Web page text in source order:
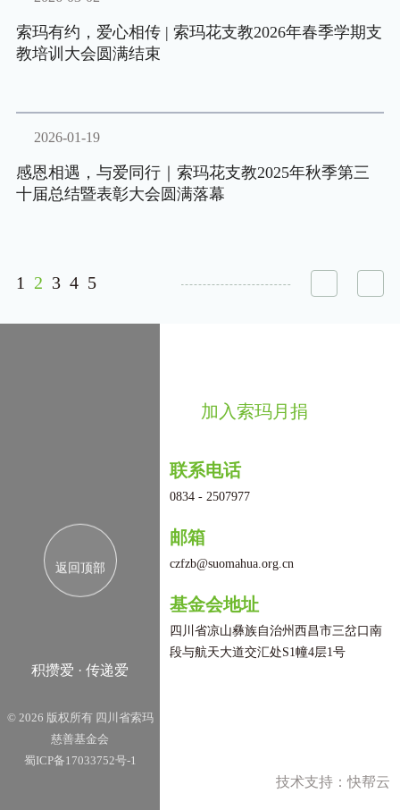
索玛有约，爱心相传 | 索玛花支教2026年春季学期支
教培训大会圆满结束
2026-01-19
感恩相遇，与爱同行｜索玛花支教2025年秋季第三
十届总结暨表彰大会圆满落幕
1 2 3 4 5
返回顶部
积攒爱 · 传递爱
© 2026 版权所有 四川省索玛
慈善基金会
蜀ICP备17033752号-1
加入索玛月捐
联系电话
0834 - 2507977
邮箱
czfzb@suomahua.org.cn
基金会地址
四川省凉山彝族自治州西昌市三岔口南
段与航天大道交汇处S1幢4层1号
技术支持：快帮云